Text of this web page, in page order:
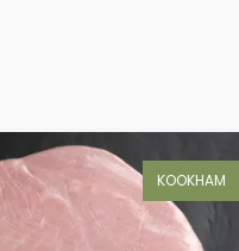
KOOKHAM